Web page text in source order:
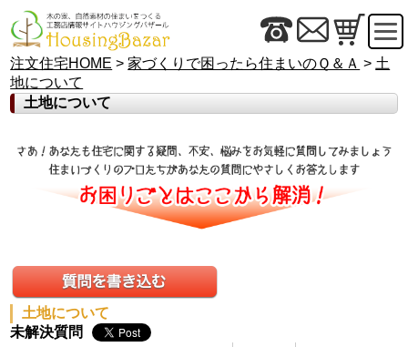
注文住宅HOME >家づくりで困ったら住まいのＱ＆Ａ > 土
地について
土地について
土地について
未解決質問